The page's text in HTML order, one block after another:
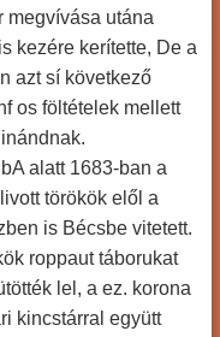
megvívása utána
kezére kerítette, De a
azt sí következő
os föltételek mellett
alatt 1683-ban a
törökök elől a
is Bécsbe vitetett.
roppaut táborukat
lel, a ez. korona
kincstárral együtt